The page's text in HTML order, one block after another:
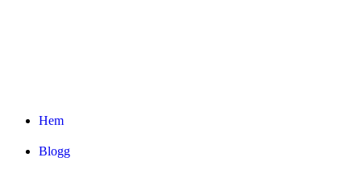
Hem
Blogg